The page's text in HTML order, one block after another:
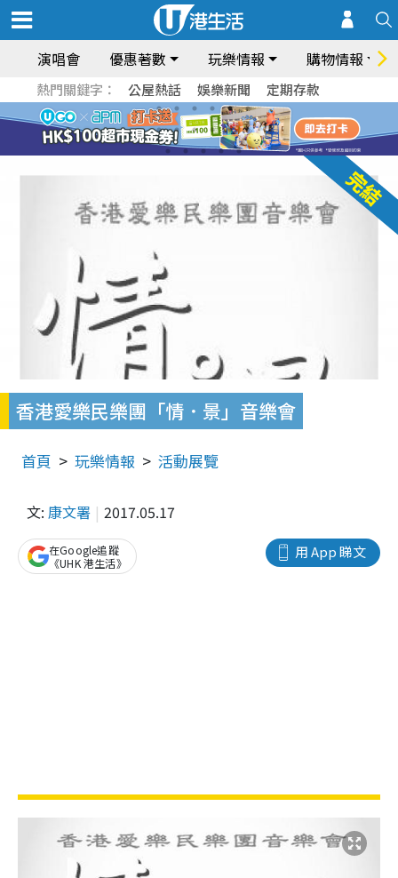
演唱會 優惠著數 玩樂情報 購物情報
熱門關鍵字： 公屋熱話 娛樂新聞 定期存款
香港愛樂民樂團「情．景」音樂會
首頁 玩樂情報 活動展覽
文: 康文署 2017.05.17
用 App 睇文
在Google追蹤
《UHK 港生活》